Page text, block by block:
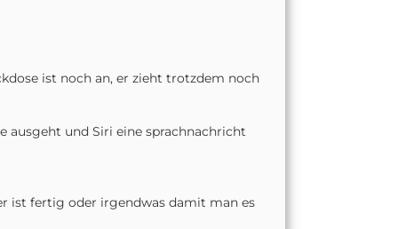
ist noch an, er zieht trotzdem noch
ausgeht und Siri eine sprachnachricht
ist fertig oder irgendwas damit man es